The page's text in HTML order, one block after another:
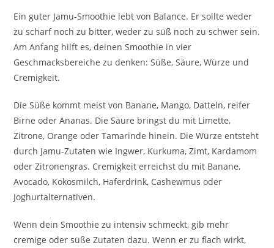
Ein guter Jamu-Smoothie lebt von Balance. Er sollte weder
zu scharf noch zu bitter, weder zu süß noch zu schwer sein.
Am Anfang hilft es, deinen Smoothie in vier
Geschmacksbereiche zu denken: Süße, Säure, Würze und
Cremigkeit.
Die Süße kommt meist von Banane, Mango, Datteln, reifer
Birne oder Ananas. Die Säure bringst du mit Limette,
Zitrone, Orange oder Tamarinde hinein. Die Würze entsteht
durch Jamu-Zutaten wie Ingwer, Kurkuma, Zimt, Kardamom
oder Zitronengras. Cremigkeit erreichst du mit Banane,
Avocado, Kokosmilch, Haferdrink, Cashewmus oder
Joghurtalternativen.
Wenn dein Smoothie zu intensiv schmeckt, gib mehr
cremige oder süße Zutaten dazu. Wenn er zu flach wirkt,